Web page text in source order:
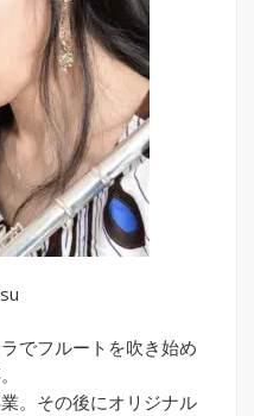
でフルートを吹き始め
。その後にオリジナル